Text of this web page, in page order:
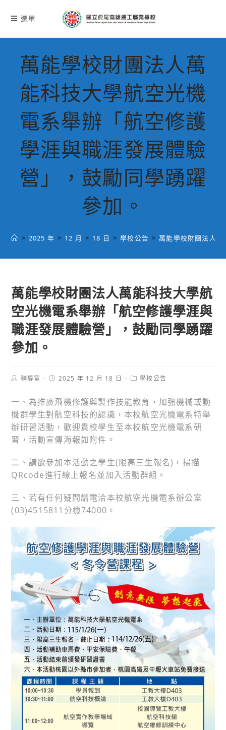
選單
萬能學校財團法人萬
能科技大學航空光機
電系舉辦「航空修護
學涯與職涯發展體驗
營」，鼓勵同學踴躍
參加。
> 2025 年 > 12 月 > 18 日 > 學校公告 > 萬能學校財團法人
萬能學校財團法人萬能科技大學航
空光機電系舉辦「航空修護學涯與
職涯發展體驗營」，鼓勵同學踴躍
參加。
Post輔導室
Post2025 年 12 月 18 日
Post學校公告
一、為推廣飛機修護與製作技能教育，加強機械或動
機群學生對航空科技的認識，本校航空光機電系特舉
辦研習活動，歡迎貴校學生至本校航空光機電系研
習，活動宣傳海報如附件。
二、請欲參加本活動之學生(限高三生報名)，掃描
QRcode進行線上報名並加入活動群組。
三、若有任何疑問請電洽本校航空光機電系辦公室
(03)4515811分機74000。